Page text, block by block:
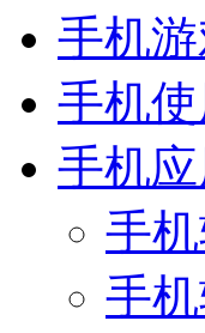
手机
手机
手机
手
手